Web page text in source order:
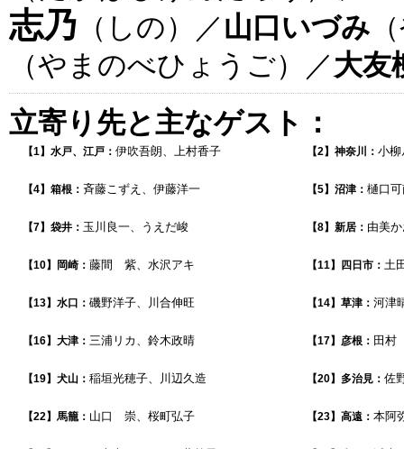
志乃 （しの）／山口いづみ
（やまのべひょうご）／大友
立寄り先と主なゲスト：
【1】水戸、江戸： 伊吹吾朗、上村香子 【2】神奈川： 小柳
【4】箱根： 斉藤こずえ、伊藤洋一 【5】沼津： 樋口
【7】袋井： 玉川良一、うえだ峻 【8】新居： 由美
【10】岡崎： 藤間 紫、水沢アキ 【11】四日市： 土
【13】水口： 磯野洋子、川合伸旺 【14】草津： 河津
【16】大津： 三浦リカ、鈴木政晴 【17】彦根： 田村
【19】犬山： 稲垣光穂子、川辺久造 【20】多治見： 佐
【22】馬籠： 山口 崇、桜町弘子 【23】高遠： 本阿